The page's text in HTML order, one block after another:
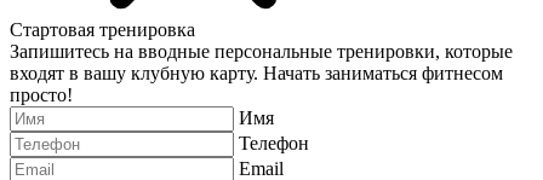
Стартовая тренировка
Запишитесь на вводные персональные тренировки, которые
входят в вашу клубную карту. Начать заниматься фитнесом
просто!
Имя
Телефон
Email